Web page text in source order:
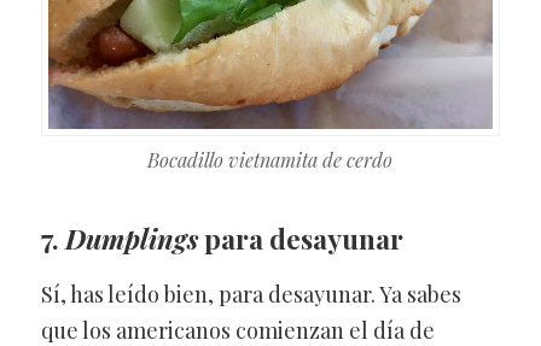
Bocadillo vietnamita de cerdo
7. Dumplingspara desayunar
Sí, has leído bien, para desayunar. Ya sabes
que los americanos comienzan el día de